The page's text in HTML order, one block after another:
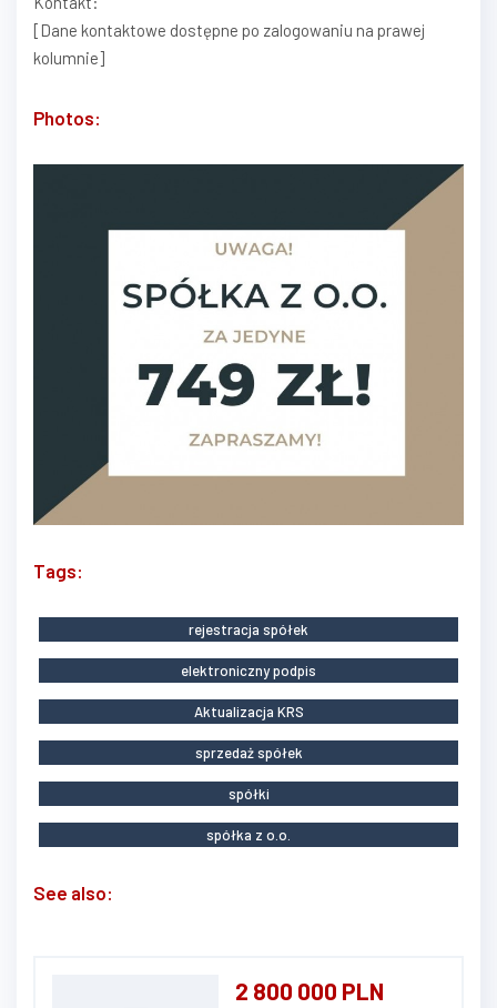
[Dane kontaktowe dostępne po zalogowaniu na prawej
kolumnie]
Photos:
Tags:
rejestracja spółek
elektroniczny podpis
Aktualizacja KRS
sprzedaż spółek
spółki
spółka z o.o.
See also:
2 800 000 PLN